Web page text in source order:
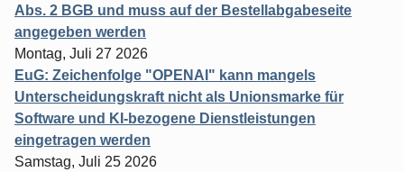
Abs. 2 BGB und muss auf der Bestellabgabeseite
angegeben werden
Montag, Juli 27 2026
EuG: Zeichenfolge "OPENAI" kann mangels
Unterscheidungskraft nicht als Unionsmarke für
Software und KI-bezogene Dienstleistungen
eingetragen werden
Samstag, Juli 25 2026